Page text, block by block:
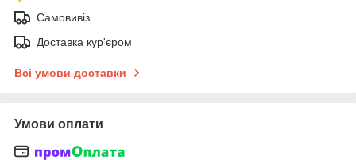
Самовивіз
Доставка кур'єром
Всі умови доставки
Умови оплати